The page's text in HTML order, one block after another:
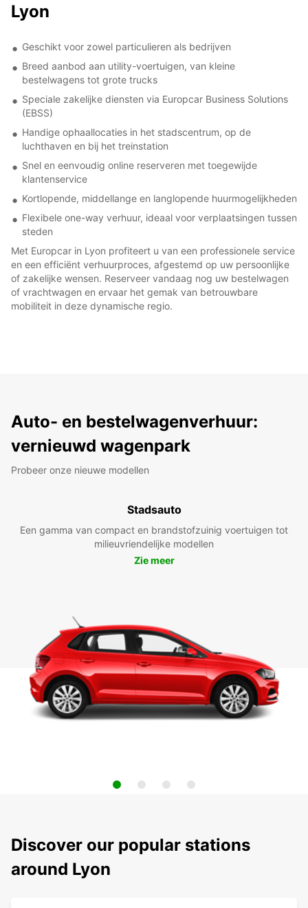
Lyon
Geschikt voor zowel particulieren als bedrijven
Breed aanbod aan utility-voertuigen, van kleine
bestelwagens tot grote trucks
Speciale zakelijke diensten via Europcar Business Solutions
(EBSS)
Handige ophaallocaties in het stadscentrum, op de
luchthaven en bij het treinstation
Snel en eenvoudig online reserveren met toegewijde
klantenservice
Kortlopende, middellange en langlopende huurmogelijkheden
Flexibele one-way verhuur, ideaal voor verplaatsingen tussen
steden
Met Europcar in Lyon profiteert u van een professionele service
en een efficiënt verhuurproces, afgestemd op uw persoonlijke
of zakelijke wensen. Reserveer vandaag nog uw bestelwagen
of vrachtwagen en ervaar het gemak van betrouwbare
mobiliteit in deze dynamische regio.
Auto- en bestelwagenverhuur:
vernieuwd wagenpark
Probeer onze nieuwe modellen
Stadsauto
Een gamma van compact en brandstofzuinig voertuigen tot
milieuvriendelijke modellen
Zie meer
Discover our popular stations
around Lyon